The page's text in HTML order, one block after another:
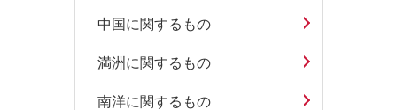
中国に関するもの
満洲に関するもの
南洋に関するもの